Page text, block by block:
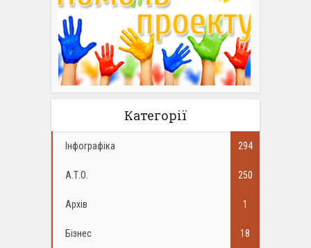
Категорії
Інфографіка 294
А.Т.О. 250
Архів 1
Бізнес 18